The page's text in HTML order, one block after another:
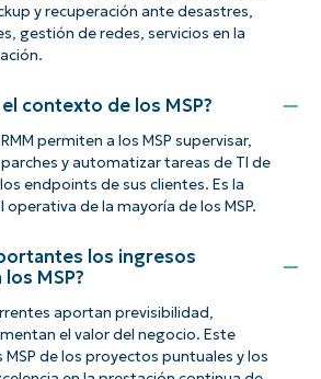
y recuperación ante desastres,
gestión de redes, servicios en la
el contexto de los MSP?
permiten a los MSP supervisar,
y automatizar tareas de TI de
endpoints de sus clientes. Es la
de la mayoría de los MSP.
los ingresos
MSP?
aportan previsibilidad,
el valor del negocio. Este
de los proyectos puntuales y los